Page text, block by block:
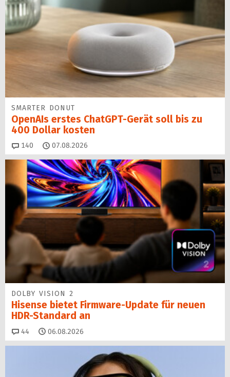
SMARTER DONUT
OpenAIs erstes ChatGPT-Gerät soll bis zu
400 Dollar kosten
140 Kommentare
07.08.2026
DOLBY VISION 2
Hisense bietet Firmware-Update für neuen
HDR-Standard an
44 Kommentare
06.08.2026